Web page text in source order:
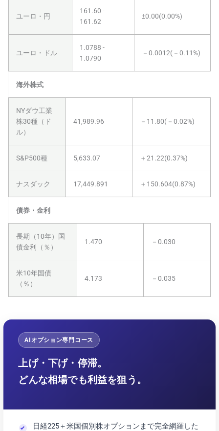
ユーロ・円
161.60 -
161.62
±0.00(0.00%)
ユーロ・ドル
1.0788 -
1.0790
－0.0012(－0.11%)
海外株式
NYダウ工業
株30種（ド
ル）
41,989.96 －11.80(－0.02%)
S&P500種 5,633.07 ＋21.22(0.37%)
ナスダック 17,449.891 ＋150.604(0.87%)
債券・金利
長期（10年）国
債金利（％）
1.470 －0.030
米10年国債
（％）
4.173 －0.035
AIオプション専門コース
上げ・下げ・停滞。
どんな相場でも利益を狙う。
日経225＋米国個別株オプションまで完全網羅した